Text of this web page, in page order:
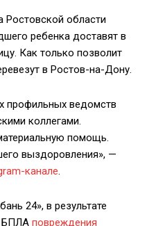
Ростовской области
ребенка доставят в
Как только позволит
в Ростов-на-Дону.
профильных ведомств
коллегами.
помощь.
выздоровления», —
канале.
24», в результате
БПЛА повреждения